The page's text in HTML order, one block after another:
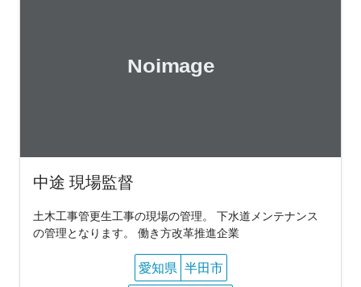
中途 現場監督
土木工事管更生工事の現場の管理。 下水道メンテナンス
の管理となります。 働き方改革推進企業
愛知県 半田市